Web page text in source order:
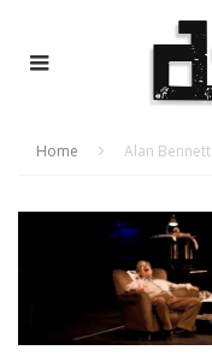
Home Alan Bennett